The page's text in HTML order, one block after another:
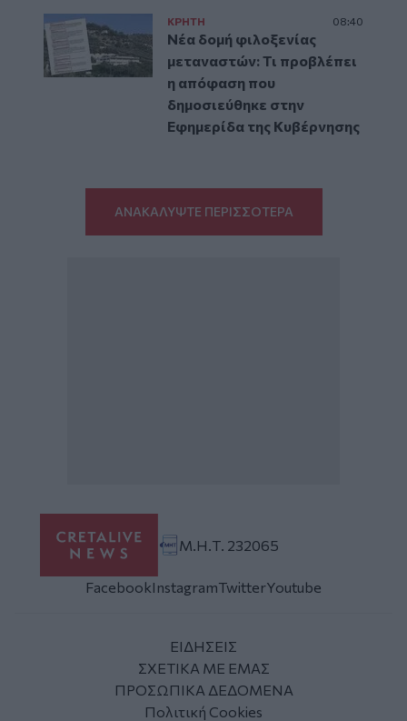
ΚΡΗΤΗ 08:40
Νέα δομή φιλοξενίας
μεταναστών: Τι προβλέπει
η απόφαση που
δημοσιεύθηκε στην
Εφημερίδα της Κυβέρνησης
ΑΝΑΚΑΛΥΨΤΕ ΠΕΡΙΣΣΟΤΕΡΑ
Μ.Η.Τ. 232065
FacebookInstagramTwitterYoutube
ΕΙΔΗΣΕΙΣ
ΣΧΕΤΙΚΑ ΜΕ ΕΜΑΣ
ΠΡΟΣΩΠΙΚΑ ΔΕΔΟΜΕΝΑ
Πολιτική Cookies